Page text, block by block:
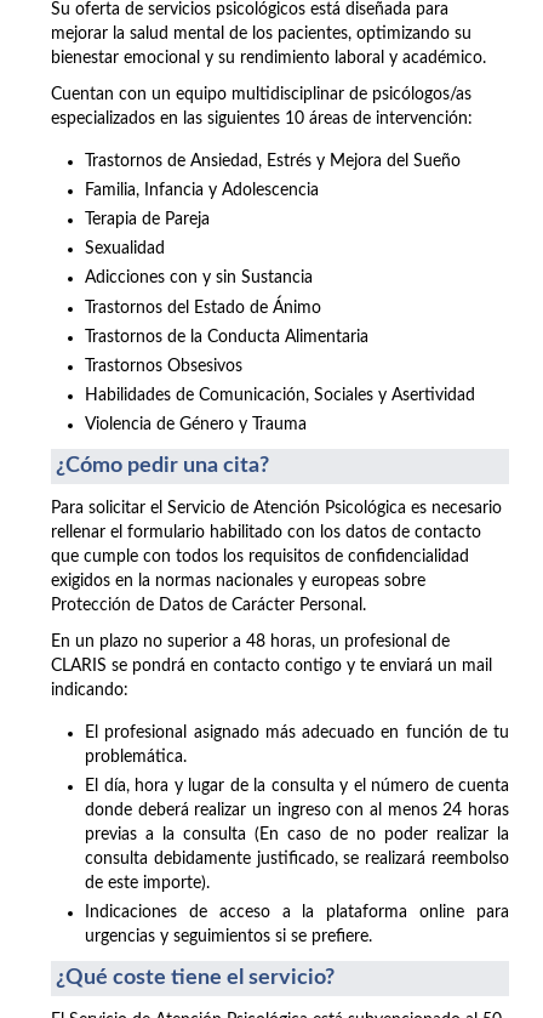
Su oferta de servicios psicológicos está diseñada para
mejorar la salud mental de los pacientes, optimizando su
bienestar emocional y su rendimiento laboral y académico.
Cuentan con un equipo multidisciplinar de psicólogos/as
especializados en las siguientes 10 áreas de intervención:
Trastornos de Ansiedad, Estrés y Mejora del Sueño
Familia, Infancia y Adolescencia
Terapia de Pareja
Sexualidad
Adicciones con y sin Sustancia
Trastornos del Estado de Ánimo
Trastornos de la Conducta Alimentaria
Trastornos Obsesivos
Habilidades de Comunicación, Sociales y Asertividad
Violencia de Género y Trauma
¿Cómo pedir una cita?
Para solicitar el Servicio de Atención Psicológica es necesario
rellenar el formulario habilitado con los datos de contacto
que cumple con todos los requisitos de confidencialidad
exigidos en la normas nacionales y europeas sobre
Protección de Datos de Carácter Personal.
En un plazo no superior a 48 horas, un profesional de
CLARIS se pondrá en contacto contigo y te enviará un mail
indicando:
El profesional asignado más adecuado en función de tu
problemática.
El día, hora y lugar de la consulta y el número de cuenta
donde deberá realizar un ingreso con al menos 24 horas
previas a la consulta (En caso de no poder realizar la
consulta debidamente justificado, se realizará reembolso
de este importe).
Indicaciones de acceso a la plataforma online para
urgencias y seguimientos si se prefiere.
¿Qué coste tiene el servicio?